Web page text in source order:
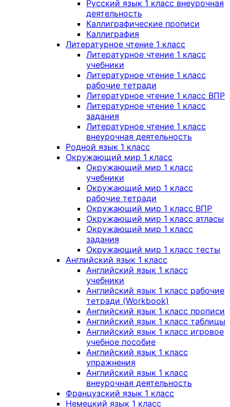
Русский язык 1 класс внеурочная
деятельность
Каллиграфические прописи
Каллиграфия
Литературное чтение 1 класс
Литературное чтение 1 класс
учебники
Литературное чтение 1 класс
рабочие тетради
Литературное чтение 1 класс ВПР
Литературное чтение 1 класс
задания
Литературное чтение 1 класс
внеурочная деятельность
Родной язык 1 класс
Окружающий мир 1 класс
Окружающий мир 1 класс
учебники
Окружающий мир 1 класс
рабочие тетради
Окружающий мир 1 класс ВПР
Окружающий мир 1 класс атласы
Окружающий мир 1 класс
задания
Окружающий мир 1 класс тесты
Английский язык 1 класс
Английский язык 1 класс
учебники
Английский язык 1 класс рабочие
тетради (Workbook)
Английский язык 1 класс прописи
Английский язык 1 класс таблицы
Английский язык 1 класс игровое
учебное пособие
Английский язык 1 класс
упражнения
Английский язык 1 класс
внеурочная деятельность
Французский язык 1 класс
Немецкий язык 1 класс